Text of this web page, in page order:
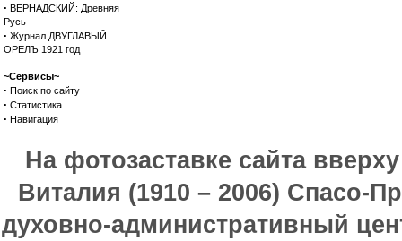
· ВЕРНАДСКИЙ: Древняя
Русь
· Журнал ДВУГЛАВЫЙ
ОРЕЛЪ 1921 год
~Сервисы~
· Поиск по сайту
· Статистика
· Навигация
На фотозаставке сайта
Виталия (1910 – 2006) Спасо-
духовно-административный